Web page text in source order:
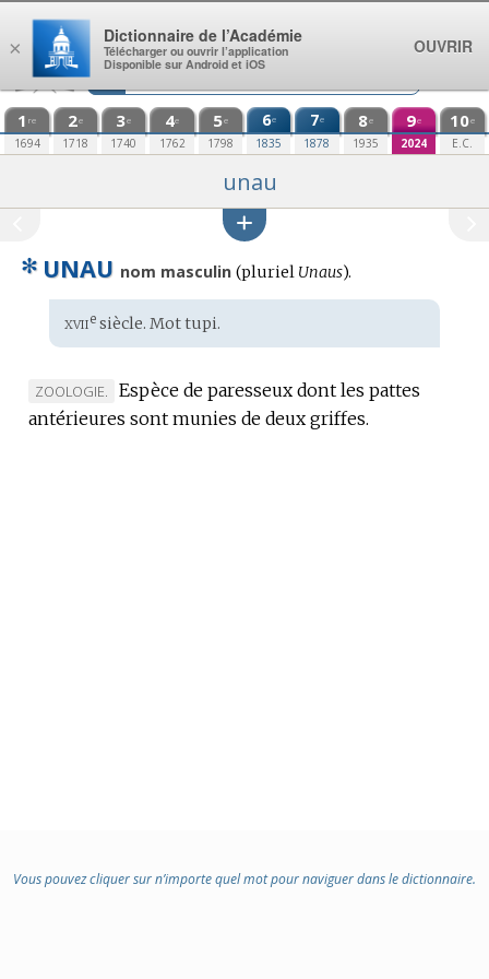
Aller au contenu
1 re
1694
2e
1718
3e
1740
4e
1762
5e
1798
6e
1835
7e
1878
8e
1935
9e
2024
10e
E.C.
unau
✻ UNAU nom masculin (pluriel Unaus).
Étymologie
:
xviiesiècle. Mottupi.
MARQUE
DE
ZOOLOGIE.
Espèce de paresseux dont les pattes
antérieures sont munies de deux griffes.
Vous pouvez cliquer sur n’importe quel mot pour naviguer dans le dictionnaire.
×
Dictionnaire de l’Académie
Télécharger ou ouvrir l’application
Disponible sur Android et iOS
OUVRIR